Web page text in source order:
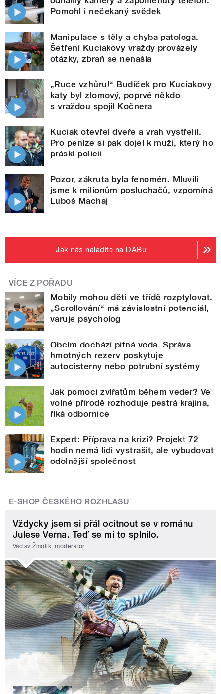
Pomohl i nečekaný svědek
Manipulace s těly a chyba patologa.
Šetření Kuciakovy vraždy provázely
otázky, zbraň se nenašla
„Ruce vzhůru!“ Budíček pro Kuciakovy
katy byl zlomový, poprvé někdo
s vraždou spojil Kočnera
Kuciak otevřel dveře a vrah vystřelil.
Pro peníze si pak dojel k muži, který ho
práskl policii
Pozor, zákruta byla fenomén. Mluvili
jsme k milionům posluchačů, vzpomíná
Luboš Machaj
Jak nás naladíte na DABu
VÍCE Z POŘADU
Mobily mohou děti ve třídě rozptylovat.
„Scrollování“ má závislostní potenciál,
varuje psycholog
Obcím dochází pitná voda. Správa
hmotných rezerv poskytuje
autocisterny nebo potrubní systémy
Jak pomoci zvířatům během veder? Ve
volné přírodě rozhoduje pestrá krajina,
říká odbornice
Expert: Příprava na krizi? Projekt 72
hodin nemá lidi vystrašit, ale vybudovat
odolnější společnost
E-SHOP ČESKÉHO ROZHLASU
Vždycky jsem si přál ocitnout se v románu
Julese Verna. Teď se mi to splnilo.
Václav Žmolík, moderátor